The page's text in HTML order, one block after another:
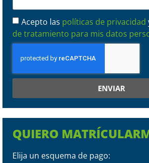
Acepto las políticas de privacidad
de tratamiento para mis datos
ENVIAR
QUIERO
Elija un esquema de pago: